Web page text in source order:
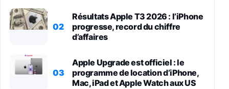
02
Résultats Apple T3 2026 : l’iPhone
progresse, record du chiffre
d’affaires
03
Apple Upgrade est officiel : le
programme de location d’iPhone,
Mac, iPad et Apple Watch aux US